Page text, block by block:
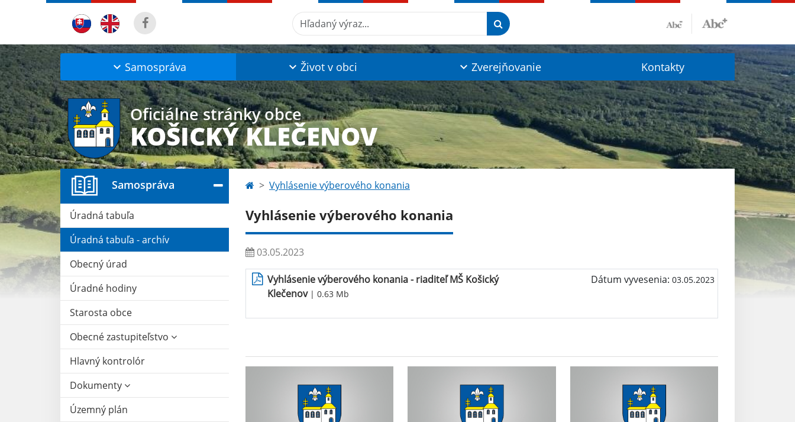
Hľadaný výraz...
Samospráva Život v obci Zverejňovanie Kontakty
Oficiálne stránky obce
KOŠICKÝ KLEČENOV
Samospráva
Úradná tabuľa
Úradná tabuľa - archív
Obecný úrad
Úradné hodiny
Starosta obce
Obecné zastupiteľstvo
Hlavný kontrolór
Dokumenty
Územný plán
Vyhlásenie výberového konania
Vyhlásenie výberového konania
03.05.2023
Vyhlásenie výberového konania - riaditeľ MŠ Košický
Klečenov| 0.63 Mb
Dátum vyvesenia: 03.05.2023